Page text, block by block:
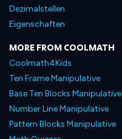
Dezimalstellen
Eigenschaften
MORE FROM COOLMATH
Coolmath4Kids
Ten Frame Manipulative
Base Ten Blocks Manipulative
Number Line Manipulative
Pattern Blocks Manipulative